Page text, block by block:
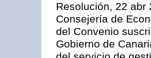
Resolución, 22 abr
Consejería de
del Convenio
Gobierno de